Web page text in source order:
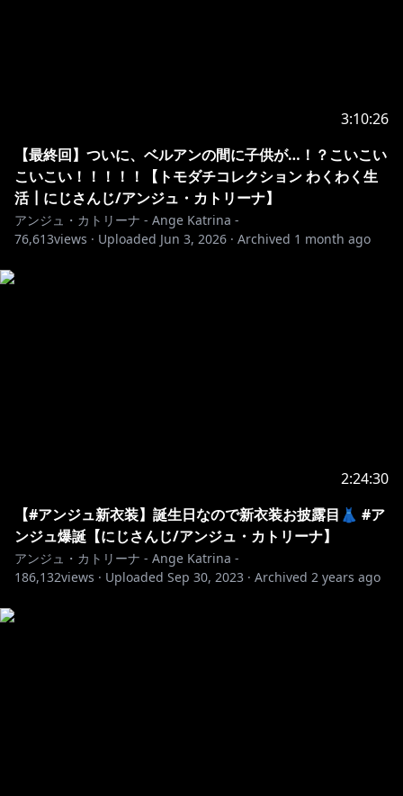
3:10:26
【最終回】ついに、ベルアンの間に子供が…！？こいこい
こいこい！！！！！【トモダチコレクション わくわく生
活┃にじさんじ/アンジュ・カトリーナ】
アンジュ・カトリーナ - Ange Katrina -
76,613views · Uploaded Jun 3, 2026 · Archived 1 month ago
2:24:30
【#アンジュ新衣装】誕生日なので新衣装お披露目👗 #ア
ンジュ爆誕【にじさんじ/アンジュ・カトリーナ】
アンジュ・カトリーナ - Ange Katrina -
186,132views · Uploaded Sep 30, 2023 · Archived 2 years ago